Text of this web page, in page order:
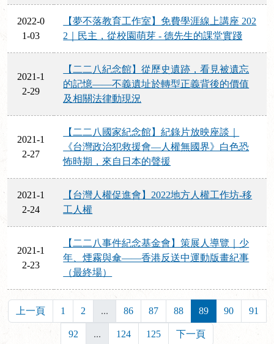
2022-0
1-03
【夢不落教育工作室】免費學涯線上講座 202
2｜民主，從校園萌芽 - 德先生的課堂實踐
2021-1
2-29
【二二八紀念館】從歷史遺跡，看見被遺忘
的記憶——不義遺址於轉型正義背後的價值
及相關法律動現況
2021-1
2-27
【二二八國家紀念館】紀錄片放映座談｜
《台灣政治犯救援會—人權無國界》白色恐
怖時期，來自日本的聲援
2021-1
2-24
【台灣人權促進會】2022地方人權工作坊-移
工人權
2021-1
2-23
【二二八事件紀念基金會】策展人導覽｜少
年、煙霧與傘——香港反送中運動版畫紀事
（最終場）
上一頁 1 2 ... 86 87 88 89 90 91
92 ... 124 125 下一頁